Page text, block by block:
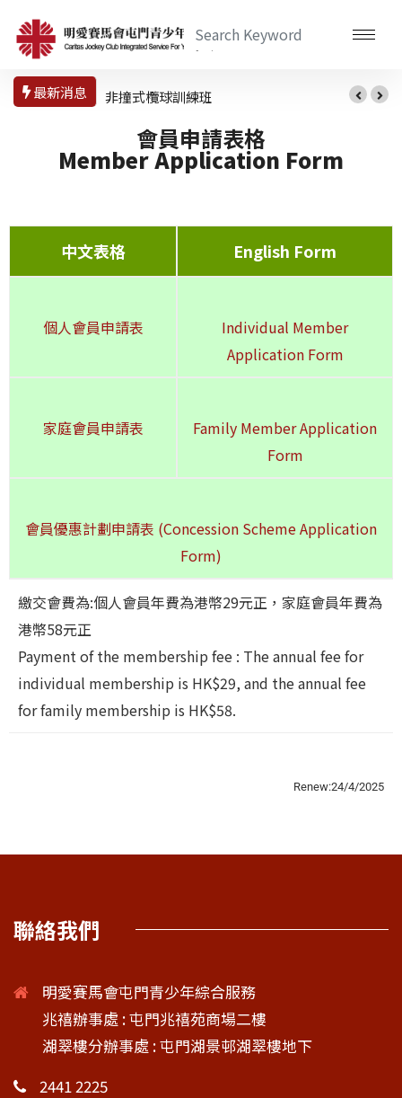
最新消息 非撞式欖球訓練班
會員申請表格
Member Application Form
中文表格 English Form
個人會員申請表
Individual Member
Application Form
家庭會員申請表
Family Member Application
Form
會員優惠計劃申請表 (Concession Scheme Application
Form)
繳交會費為:個人會員年費為港幣29元正，家庭會員年費為
港幣58元正
Payment of the membership fee : The annual fee for
individual membership is HK$29, and the annual fee
for family membership is HK$58.
Renew:24/4/2025
聯絡我們
明愛賽馬會屯門青少年綜合服務
兆禧辦事處 : 屯門兆禧苑商場二樓
湖翠樓分辦事處 : 屯門湖景邨湖翠樓地下
2441 2225